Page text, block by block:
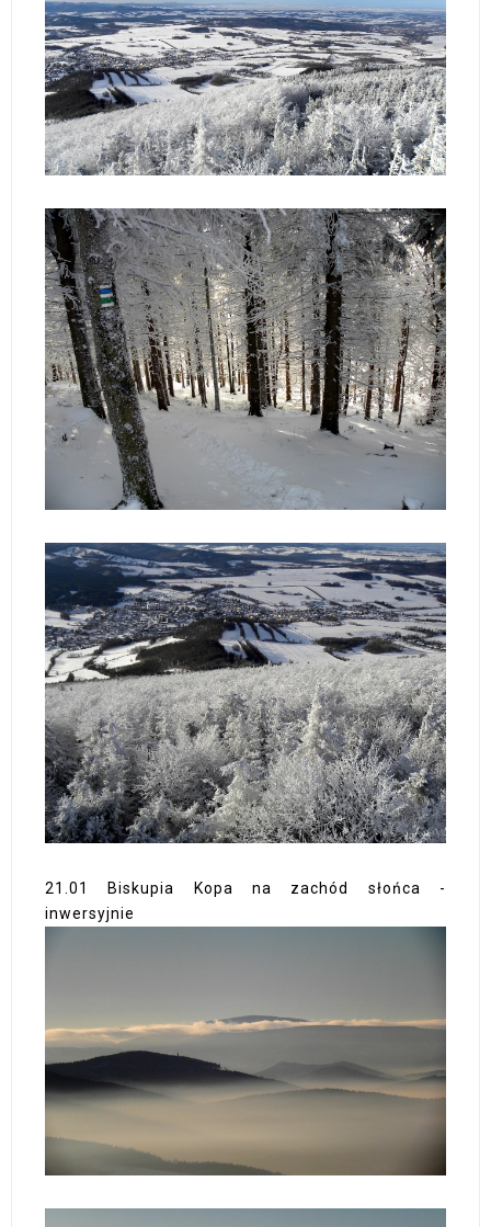
21.01 Biskupia Kopa na zachód słońca -
inwersyjnie